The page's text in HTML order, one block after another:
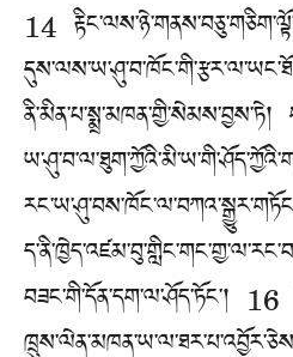
14
བཟང་གི་དོན་དག་ལ་ཤོད་ཏོང་།